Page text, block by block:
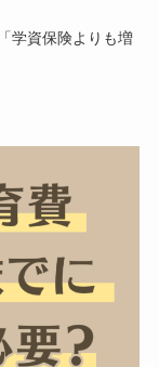
学資保険よりも増